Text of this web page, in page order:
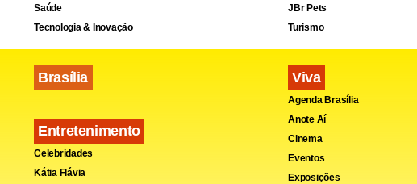
Saúde
Tecnologia & Inovação
Brasília
Entretenimento
Celebridades
Kátia Flávia
JBr Pets
Turismo
Viva
Agenda Brasília
Anote Aí
Cinema
Eventos
Exposições